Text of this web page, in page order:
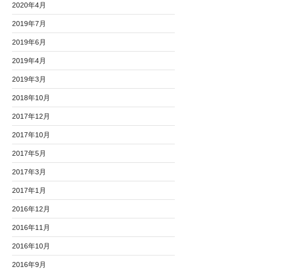
2020年4月
2019年7月
2019年6月
2019年4月
2019年3月
2018年10月
2017年12月
2017年10月
2017年5月
2017年3月
2017年1月
2016年12月
2016年11月
2016年10月
2016年9月